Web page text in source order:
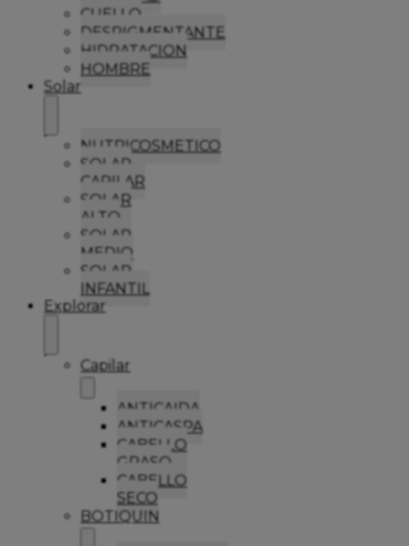
CUELLO
DESPIGMENTANTE
HIDRATACION
HOMBRE
Solar
NUTRICOSMETICO
SOLAR
CAPILAR
SOLAR
ALTO
SOLAR
MEDIO
SOLAR
INFANTIL
Explorar
Capilar
ANTICAIDA
ANTICASPA
CABELLO
GRASO
CABELLO
SECO
BOTIQUIN